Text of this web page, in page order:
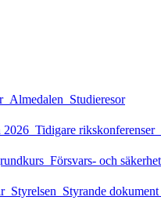
Almedalen Studieresor
2026 Tidigare rikskonferenser
Försvars- och
Styrelsen Styrande dokument